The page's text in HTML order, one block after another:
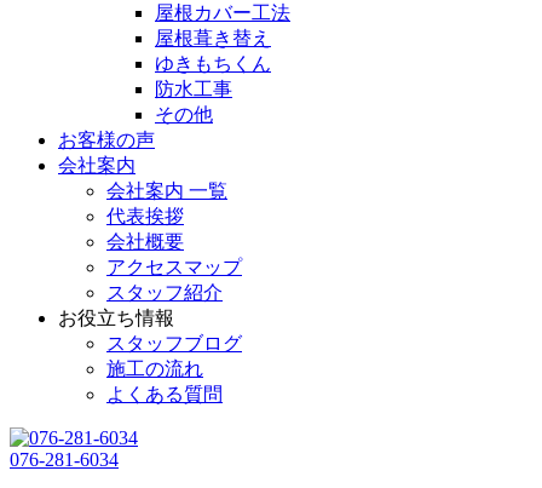
屋根カバー工法
屋根葺き替え
ゆきもちくん
防水工事
その他
お客様の声
会社案内
会社案内 一覧
代表挨拶
会社概要
アクセスマップ
スタッフ紹介
お役立ち情報
スタッフブログ
施工の流れ
よくある質問
076-281-6034